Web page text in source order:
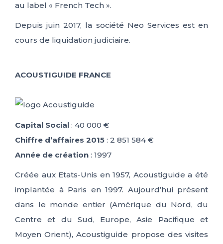
au label « French Tech ».
Depuis juin 2017, la société Neo Services est en
cours de liquidation judiciaire.
ACOUSTIGUIDE FRANCE
Capital Social : 40 000 €
Chiffre d’affaires 2015 : 2 851 584 €
Année de création : 1997
Créée aux Etats-Unis en 1957, Acoustiguide a été
implantée à Paris en 1997. Aujourd’hui présent
dans le monde entier (Amérique du Nord, du
Centre et du Sud, Europe, Asie Pacifique et
Moyen Orient), Acoustiguide propose des visites